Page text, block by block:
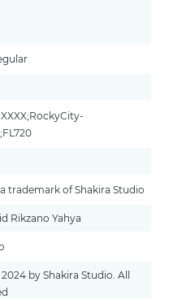
trademark of Shakira Studio
Rikzano Yahya
by Shakira Studio. All